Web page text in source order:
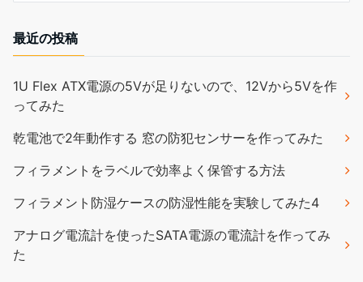
最近の投稿
1U Flex ATX電源の5Vが足りないので、12Vから5Vを作
ってみた
乾電池で2年動作する 窓の防犯センサーを作ってみた
フィラメントをラベルで効率よく保管する方法
フィラメント防湿ケースの防湿性能を実験してみた4
アナログ電流計を使ったSATA電源の電流計を作ってみ
た